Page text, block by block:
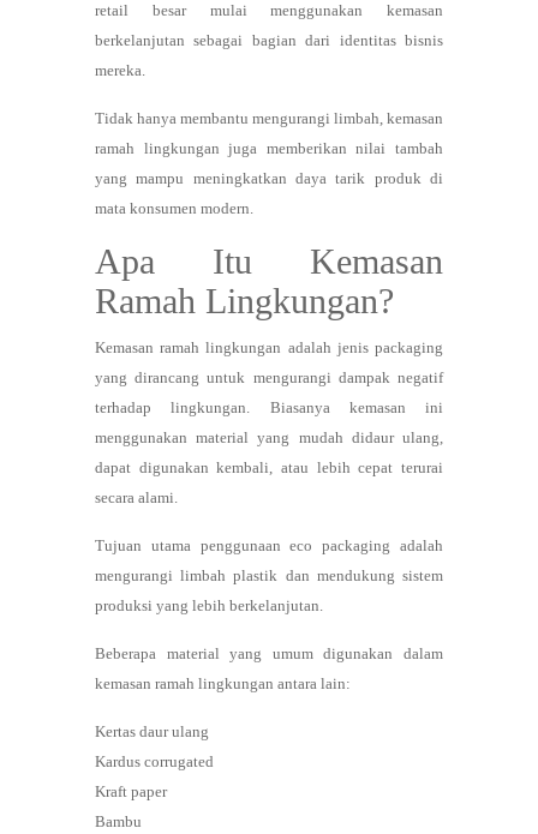
retail besar mulai menggunakan kemasan
berkelanjutan sebagai bagian dari identitas bisnis
mereka.
Tidak hanya membantu mengurangi limbah, kemasan
ramah lingkungan juga memberikan nilai tambah
yang mampu meningkatkan daya tarik produk di
mata konsumen modern.
Apa Itu Kemasan
Ramah Lingkungan?
Kemasan ramah lingkungan adalah jenis packaging
yang dirancang untuk mengurangi dampak negatif
terhadap lingkungan. Biasanya kemasan ini
menggunakan material yang mudah didaur ulang,
dapat digunakan kembali, atau lebih cepat terurai
secara alami.
Tujuan utama penggunaan eco packaging adalah
mengurangi limbah plastik dan mendukung sistem
produksi yang lebih berkelanjutan.
Beberapa material yang umum digunakan dalam
kemasan ramah lingkungan antara lain:
Kertas daur ulang
Kardus corrugated
Kraft paper
Bambu